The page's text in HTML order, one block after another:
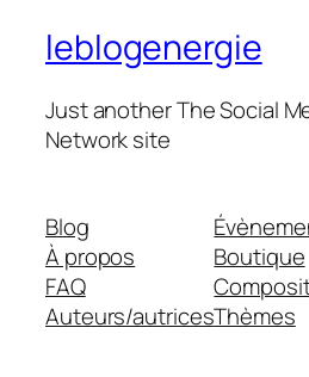
leblogenergie
Just another The Social
Network site
Blog
À propos
FAQ
Auteurs/autrices
Boutique
Thèmes